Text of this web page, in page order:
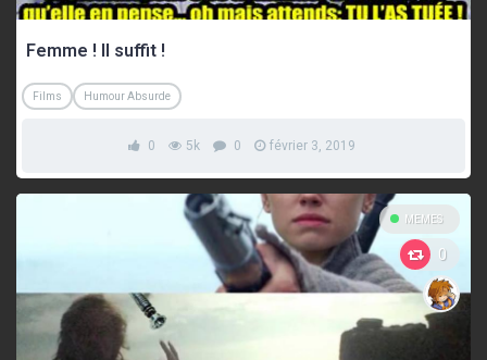
Femme ! Il suffit !
Films Humour Absurde
0 5k 0 février 3, 2019
MEMES
0